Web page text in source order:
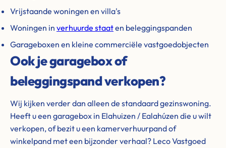
Vrijstaande woningen en villa's
Woningen in verhuurde staaten beleggingspanden
Garageboxen en kleine commerciële vastgoedobjecten
Ook je garagebox of
beleggingspand verkopen?
Wij kijken verder dan alleen de standaard gezinswoning.
Heeft u een garagebox in Elahuizen / Ealahúzen die u wilt
verkopen, of bezit u een kamerverhuurpand of
winkelpand met een bijzonder verhaal? Leco Vastgoed